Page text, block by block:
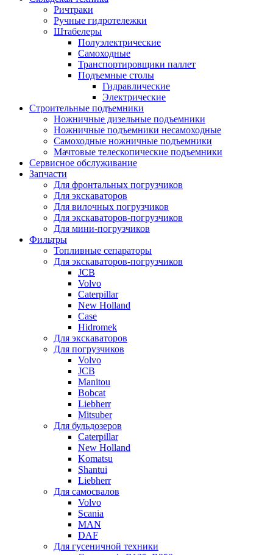
Ричтраки
Ручные гидротележки
Штабелеры
Полуэлектрические
Самоходные
Транспортировщики паллет
Подъемные столы
Гидравлические
Электрические
Строительные подъемники
Ножничные дизельные подъемники
Ножничные подъемники несамоходные
Самоходные ножничные подъемники
Мачтовые телескопические подъемники
Сервисное обслуживание
Запчасти
Для фронтальных погрузчиков
Для экскаваторов
Для вилочных погрузчиков
Для экскаваторов-погрузчиков
Для мини-погрузчиков
Фильтры
Топливные сепараторы
Для экскаваторов-погрузчиков
JCB
Volvo
Caterpillar
New Holland
Case
Hidromek
Для экскаваторов
Для погрузчиков
Volvo
JCB
Manitou
Bobcat
Liebherr
Mitsuber
Для бульдозеров
Caterpillar
New Holland
Komatsu
Shantui
Liebherr
Для самосвалов
Volvo
Scania
MAN
DAF
Для гусеничной техники